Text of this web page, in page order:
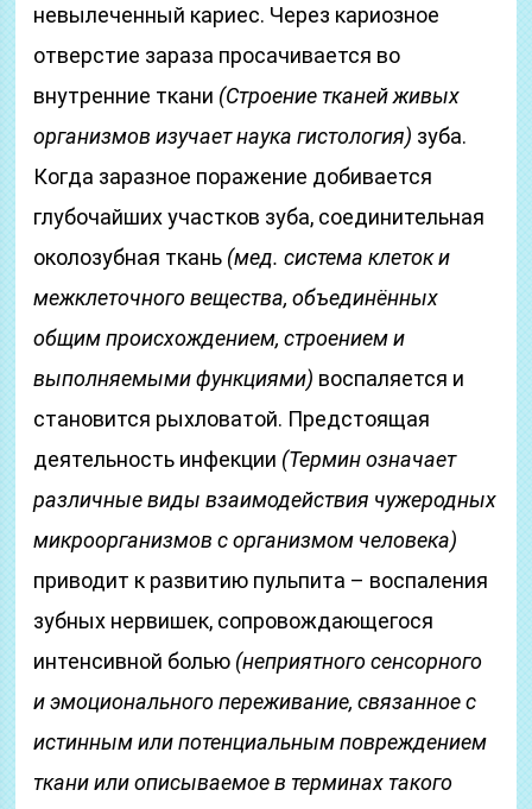
невылеченный кариес. Через кариозное
отверстие зараза просачивается во
внутренние ткани (Строение тканей живых
организмов изучает наука гистология) зуба.
Когда заразное поражение добивается
глубочайших участков зуба, соединительная
околозубная ткань (мед. система клеток и
межклеточного вещества, объединённых
общим происхождением, строением и
выполняемыми функциями) воспаляется и
становится рыхловатой. Предстоящая
деятельность инфекции (Термин означает
различные виды взаимодействия чужеродных
микроорганизмов с организмом человека)
приводит к развитию пульпита – воспаления
зубных нервишек, сопровождающегося
интенсивной болью (неприятного сенсорного
и эмоционального переживание, связанное с
истинным или потенциальным повреждением
ткани или описываемое в терминах такого